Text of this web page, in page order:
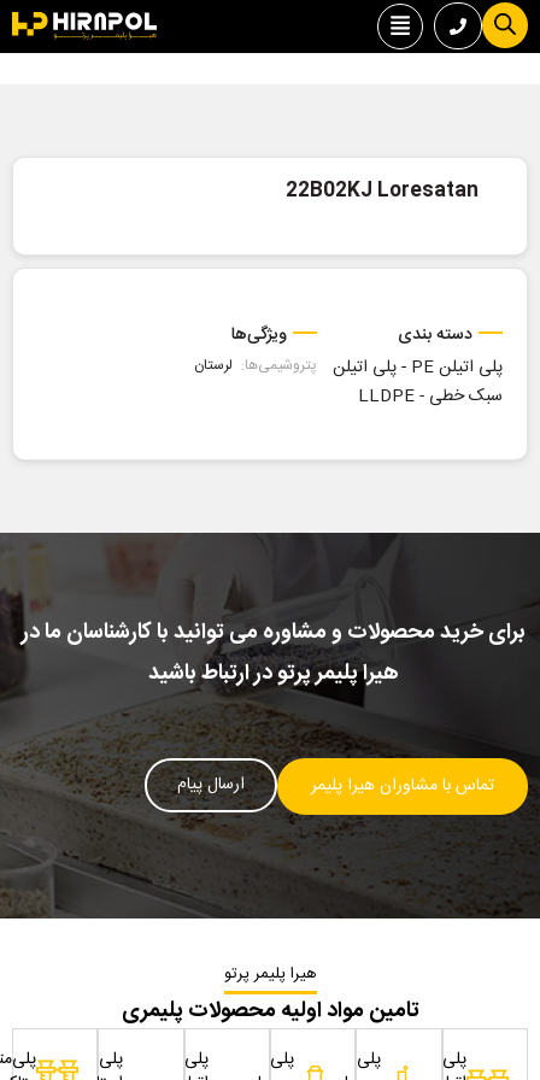
22B02KJ Loresatan
دسته بندی
پلی اتیلن PE
-پلی اتیلن
سبک خطی - LLDPE
ویژگی‌ها
پتروشیمی‌ها: لرستان
برای خرید محصولات و مشاوره می توانید با کارشناسان ما در
هیرا پلیمر پرتو در ارتباط باشید
تماس با مشاوران هیرا پلیمر ارسال پیام
هیرا پلیمر پرتو
تامین مواد اولیه محصولات پلیمری
پلی
پلی
پلی
پلی
پلی